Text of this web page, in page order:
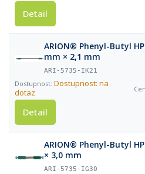
Detail
ARION® Phenyl-Butyl
mm × 2,1 mm
ARI-5735-IK21
Dostupnost: na
dotaz
Detail
ARION® Phenyl-Butyl
× 3,0 mm
ARI-5735-IG30